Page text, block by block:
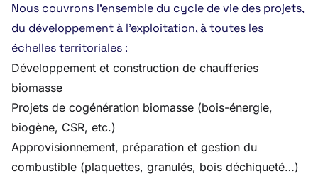
Nous couvrons l’ensemble du cycle de vie des projets,
du développement à l’exploitation, à toutes les
échelles territoriales :
Développement et construction de chaufferies
biomasse
Projets de cogénération biomasse (bois-énergie,
biogène, CSR, etc.)
Approvisionnement, préparation et gestion du
combustible (plaquettes, granulés, bois déchiqueté…)